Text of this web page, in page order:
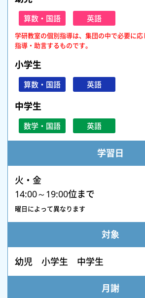
算数・国語 英語
学研教室の個別指導は、集団の中で必要に
指導・助言するものです。
小学生
算数・国語 英語
中学生
数学・国語 英語
学習日
火・金
14:00～19:00位まで
曜日によって異なります
対象
幼児 小学生 中学生
月謝